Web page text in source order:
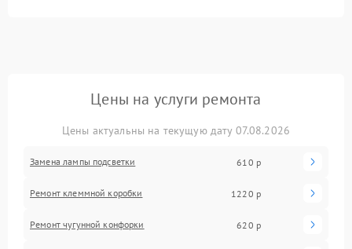
Цены на услуги ремонта
Цены актуальны на текущую дату 07.08.2026
Замена лампы подсветки 610 р
Ремонт клеммной коробки 1220 р
Ремонт чугунной конфорки 620 р